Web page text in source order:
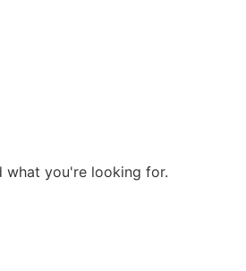
what you're looking for.